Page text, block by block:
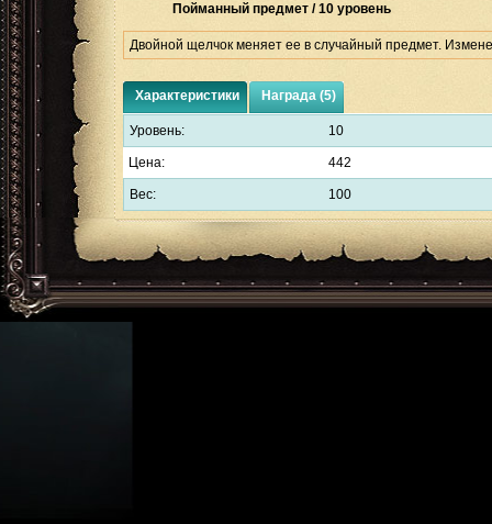
Пойманный предмет / 10 уровень
Двойной щелчок меняет ее в случайный предмет.
Характеристики Награда (5)
Уровень: 10
Цена: 442
Вес: 100